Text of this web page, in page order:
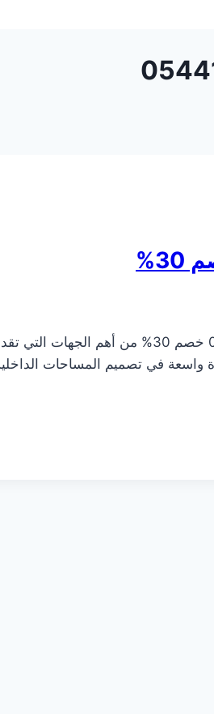
شركة ديكورات في ام القيوين تعتبر شركة ديكورات في ام
في تصميم المساحات